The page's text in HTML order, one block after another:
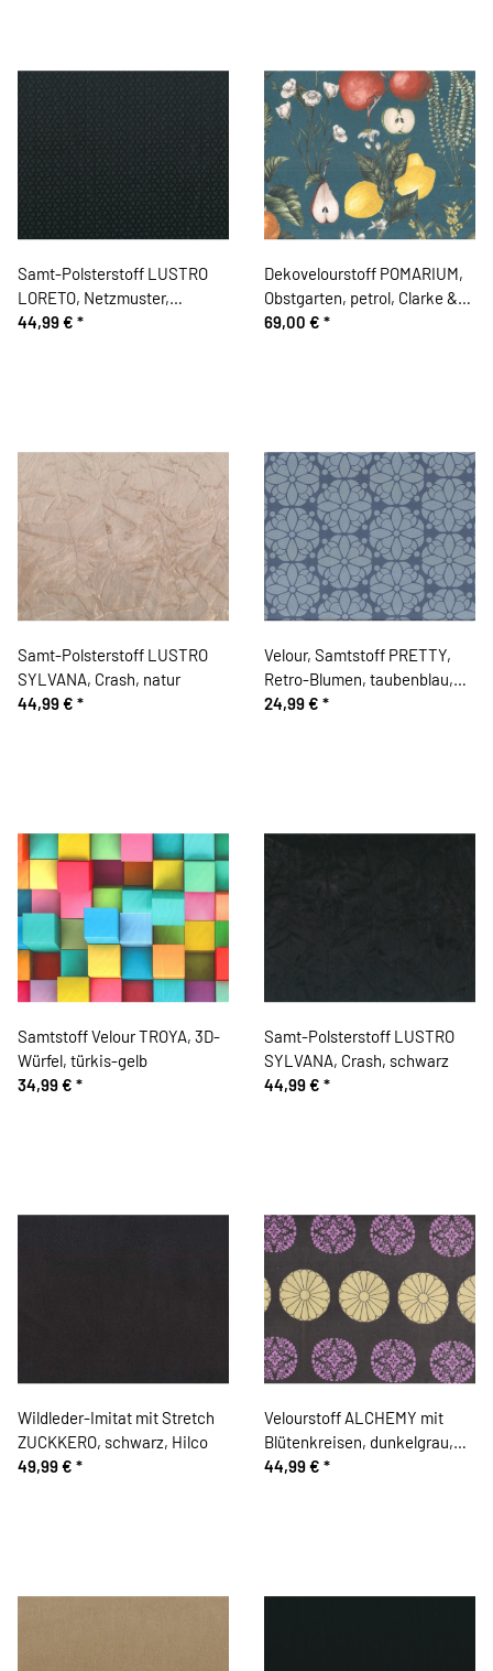
Samt-Polsterstoff LUSTRO
LORETO, Netzmuster,
schwarz
44,99 € *
Dekovelourstoff POMARIUM,
Obstgarten, petrol, Clarke &
Clarke
69,00 € *
Samt-Polsterstoff LUSTRO
SYLVANA, Crash, natur
44,99 € *
Velour, Samtstoff PRETTY,
Retro-Blumen, taubenblau,
Cherry Picking
24,99 € *
Samtstoff Velour TROYA, 3D-
Würfel, türkis-gelb
34,99 € *
Samt-Polsterstoff LUSTRO
SYLVANA, Crash, schwarz
44,99 € *
Wildleder-Imitat mit Stretch
ZUCKKERO, schwarz, Hilco
49,99 € *
Velourstoff ALCHEMY mit
Blütenkreisen, dunkelgrau,
Amy Butler
44,99 € *